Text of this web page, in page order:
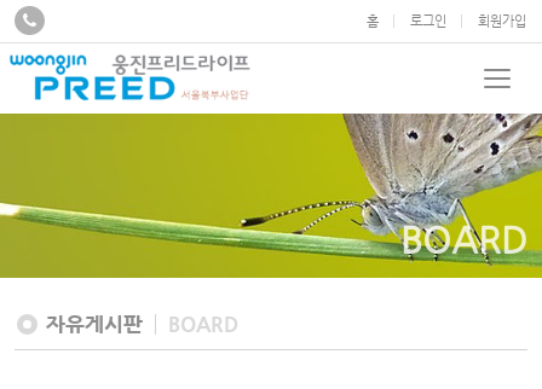
홈 로그인 회원가입
BOARD
자유게시판 BOARD